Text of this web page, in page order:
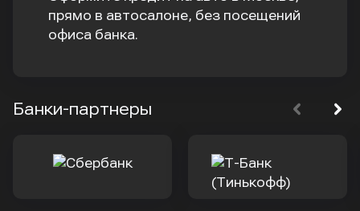
прямо в автосалоне, без посещений
офиса банка.
Банки-партнеры